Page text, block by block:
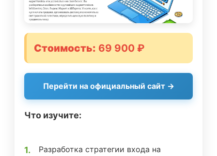
Стоимость: 69 900 ₽
Перейти на официальный сайт →
Что изучите:
Разработка стратегии входа на